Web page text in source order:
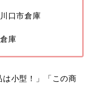
口市倉庫
庫
小型！」「この商